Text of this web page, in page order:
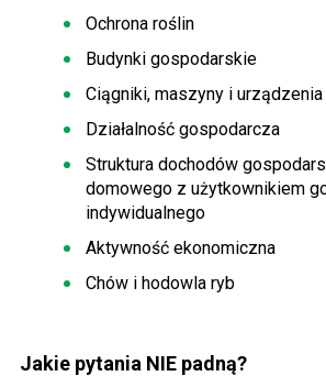
Ochrona roślin
Budynki gospodarskie
Ciągniki, maszyny i
Działalność gospodarcza
Struktura dochodów
domowego z użytkownikiem
indywidualnego
Aktywność ekonomiczna
Chów i hodowla ryb
Jakie pytania NIE padną?